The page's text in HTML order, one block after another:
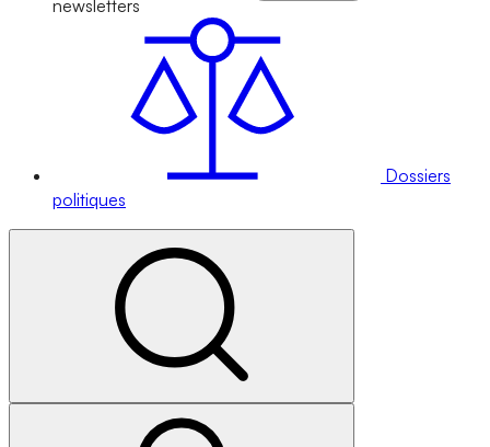
newsletters
Dossiers
politiques